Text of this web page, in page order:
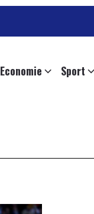
Economie Sport